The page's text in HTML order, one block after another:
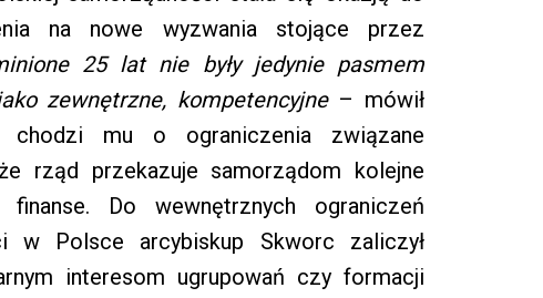
na nowe wyzwania stojące przez
25 lat nie były jedynie pasmem
zewnętrzne, kompetencyjne– mówił
chodzi mu o ograniczenia związane
rząd przekazuje samorządom kolejne
Do wewnętrznych ograniczeń
w Polsce arcybiskup Skworc zaliczył
interesom ugrupowań czy formacji